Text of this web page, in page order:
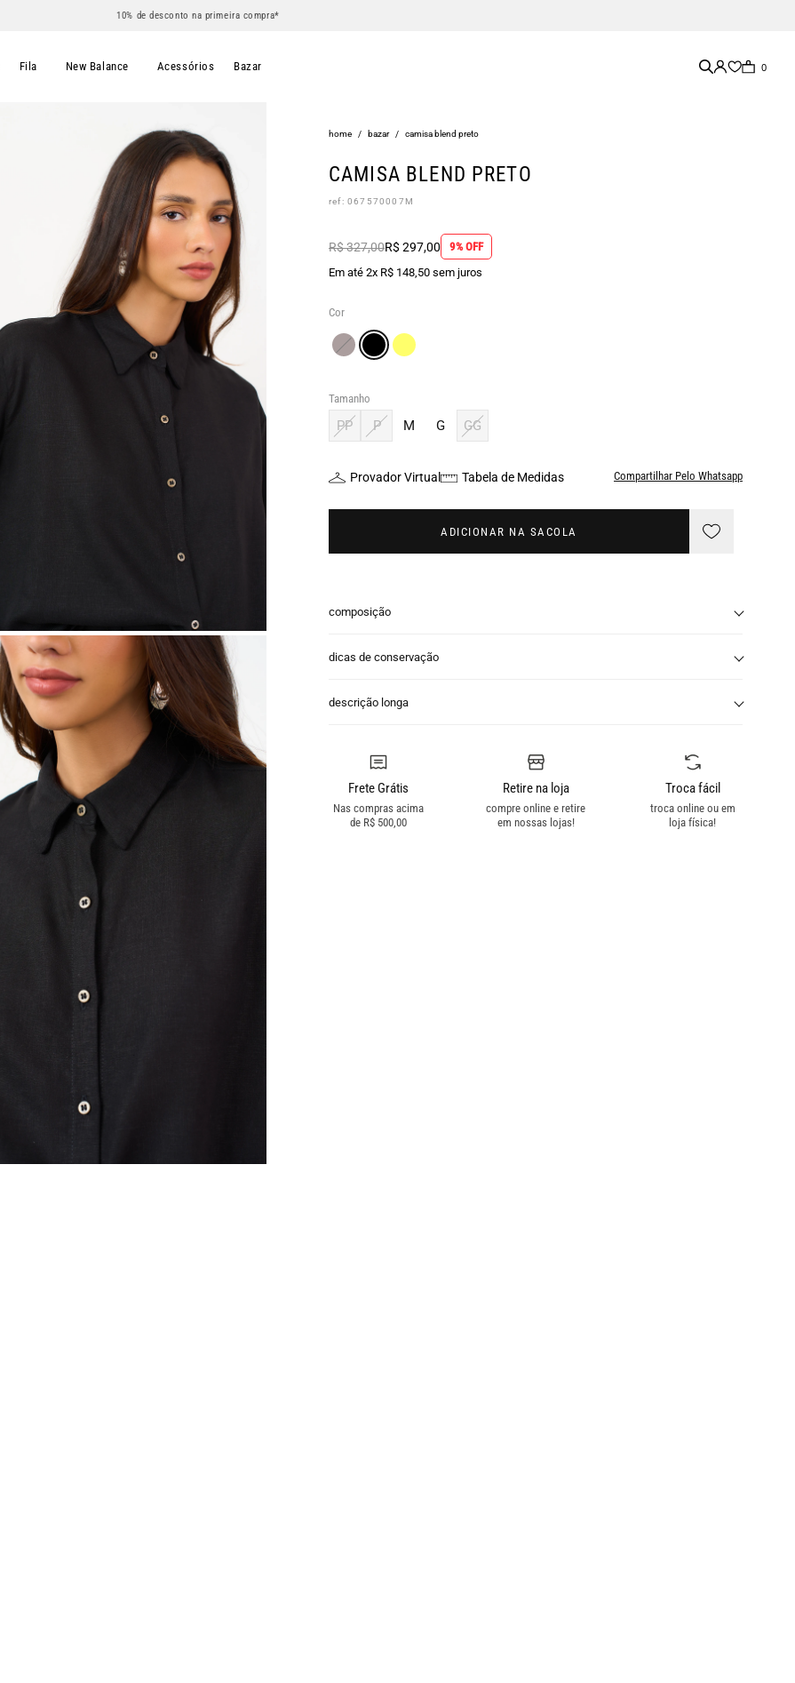
10% de desconto na primeira compra*
0
Fila New Balance Acessórios Bazar
home / bazar / camisa blend preto
CAMISA BLEND PRETO
ref: 067570007M
R$ 327,00R$ 297,00
9% OFF
Em até 2x R$ 148,50 sem juros
Cor
Tamanho
PP P M G GG
Provador Virtual Tabela de Medidas Compartilhar Pelo Whatsapp
ADICIONAR NA SACOLA
composição
dicas de conservação
descrição longa
Frete Grátis
Nas compras acima
de R$ 500,00
Retire na loja
compre online e retire
em nossas lojas!
Troca fácil
troca online ou em
loja física!